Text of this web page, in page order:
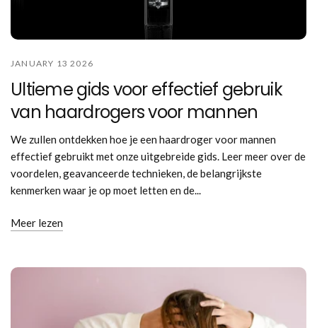
JANUARY 13 2026
Ultieme gids voor effectief gebruik
van haardrogers voor mannen
We zullen ontdekken hoe je een haardroger voor mannen
effectief gebruikt met onze uitgebreide gids. Leer meer over de
voordelen, geavanceerde technieken, de belangrijkste
kenmerken waar je op moet letten en de...
Meer lezen